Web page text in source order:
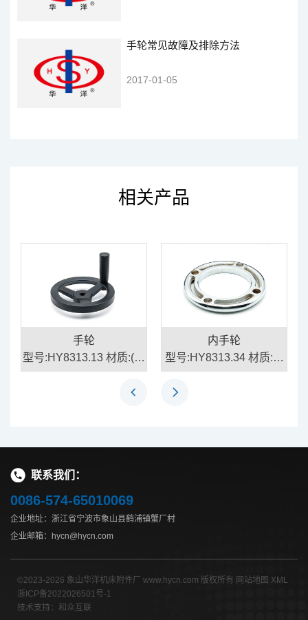
手轮常见故障及排除方法
2017-01-05
相关产品
手轮
型号:HY8313.13 材质:(手
轮)铝合金、(手柄)塑
内手轮
型号:HY8313.34 材质:铸
铁
联系我们：
0086-574-65010069
企业地址：浙江省宁波市象山县鹤浦镇蟹厂村
企业邮箱：hycn@hycn.com
©2023-2026 象山华洋机床附件厂 www.hycn.com 版权所有 网站地图 XML
浙ICP备2022026501号-1
技术支持：和众互联